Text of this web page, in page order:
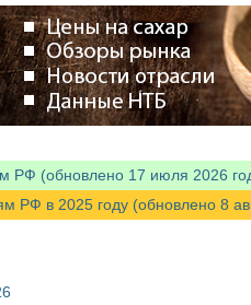
РФ (обновлено 17 июля 2026
в 2025 году (обновлено 8